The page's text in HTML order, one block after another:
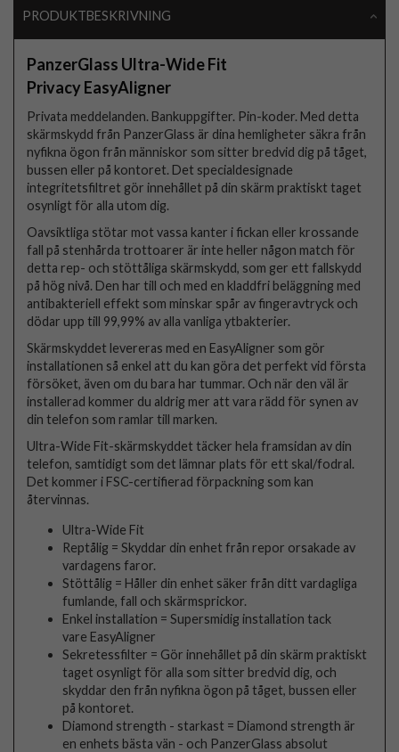
PRODUKTBESKRIVNING
PanzerGlass Ultra-Wide Fit
Privacy EasyAligner
Privata meddelanden. Bankuppgifter. Pin-koder. Med detta
skärmskydd från PanzerGlass är dina hemligheter säkra från
nyfikna ögon från människor som sitter bredvid dig på tåget,
bussen eller på kontoret. Det specialdesignade
integritetsfiltret gör innehållet på din skärm praktiskt taget
osynligt för alla utom dig.
Oavsiktliga stötar mot vassa kanter i fickan eller krossande
fall på stenhårda trottoarer är inte heller någon match för
detta rep- och stöttåliga skärmskydd, som ger ett fallskydd
på hög nivå. Den har till och med en kladdfri beläggning med
antibakteriell effekt som minskar spår av fingeravtryck och
dödar upp till 99,99% av alla vanliga ytbakterier.
Skärmskyddet levereras med en EasyAligner som gör
installationen så enkel att du kan göra det perfekt vid första
försöket, även om du bara har tummar. Och när den väl är
installerad kommer du aldrig mer att vara rädd för synen av
din telefon som ramlar till marken.
Ultra-Wide Fit-skärmskyddet täcker hela framsidan av din
telefon, samtidigt som det lämnar plats för ett skal/fodral.
Det kommer i FSC-certifierad förpackning som kan
återvinnas.
Ultra-Wide Fit
Reptålig = Skyddar din enhet från repor orsakade av
vardagens faror.
Stöttålig = Håller din enhet säker från ditt vardagliga
fumlande, fall och skärmsprickor.
Enkel installation = Supersmidig installation tack
vare EasyAligner
Sekretessfilter = Gör innehållet på din skärm praktiskt
taget osynligt för alla som sitter bredvid dig, och
skyddar den från nyfikna ögon på tåget, bussen eller
på kontoret.
Diamond strength - starkast = Diamond strength är
en enhets bästa vän - och PanzerGlass absolut